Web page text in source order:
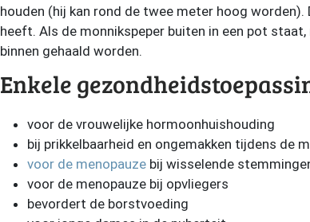
houden (hij kan rond de twee meter hoog
heeft. Als de monnikspeper buiten in een pot
binnen gehaald worden.
Enkele
voor de vrouwelijke hormoonhuishouding
bij prikkelbaarheid en ongemakken tijdens de
voor de menopauze bij wisselende
voor de menopauze bij opvliegers
bevordert de borstvoeding